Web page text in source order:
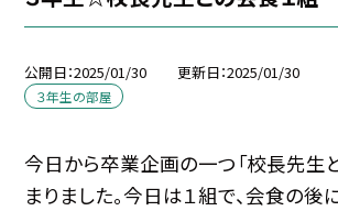
公開日 2025/01/30 更新日 2025/01/30
３年生の部屋
今日から卒業企画の一つ「校長先生
まりました。今日は１組で、会食の後